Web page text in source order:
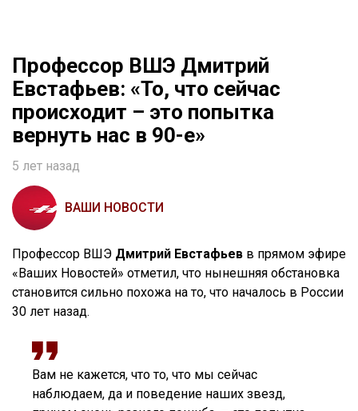
Профессор ВШЭ Дмитрий
Евстафьев: «То, что сейчас
происходит – это попытка
вернуть нас в 90-е»
5 лет назад
ВАШИ НОВОСТИ
Профессор ВШЭ Дмитрий Евстафьев в прямом эфире
«Ваших Новостей» отметил, что нынешняя обстановка
становится сильно похожа на то, что началось в России
30 лет назад.
Вам не кажется, что то, что мы сейчас
наблюдаем, да и поведение наших звезд,